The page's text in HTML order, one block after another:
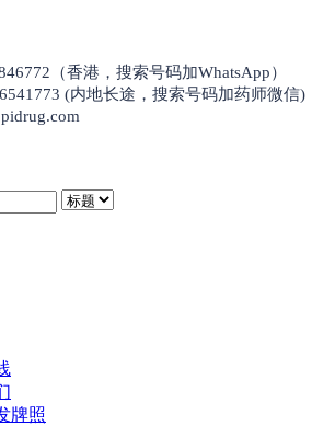
（香港，搜索号码加WhatsApp）
(内地长途，搜索号码加药师微信)
牌照